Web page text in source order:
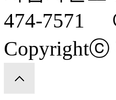
474-7571
Copyrightⓒ